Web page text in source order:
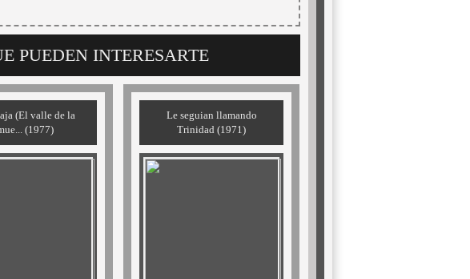
PUEDEN INTERESARTE
(El valle de la
(1977)
Le seguian llamando
Trinidad (1971)